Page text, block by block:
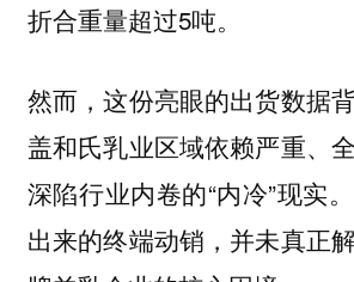
折合重量超过5吨。
然而，这份亮眼的出货数据
盖和氏乳业区域依赖严重、全
深陷行业内卷的“内冷”现实
出来的终端动销，并未真正